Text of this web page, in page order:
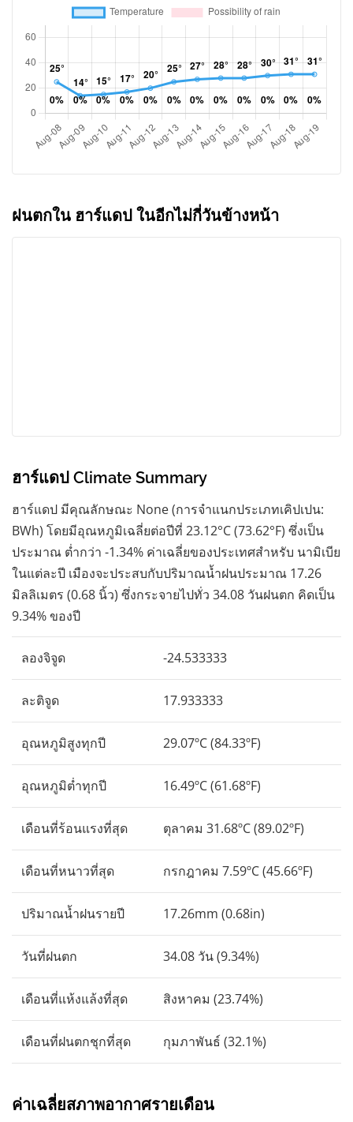
ฝนตกใน ฮาร์แดป ในอีกไม่กี่วันข้างหน้า
ฮาร์แดป Climate Summary
ฮาร์แดป มีคุณลักษณะ None (การจำแนกประเภทเคิปเปน:
BWh) โดยมีอุณหภูมิเฉลี่ยต่อปีที่ 23.12°C (73.62°F) ซึ่งเป็น
ประมาณ ต่ำกว่า -1.34% ค่าเฉลี่ยของประเทศสำหรับ นามิเบีย
ในแต่ละปี เมืองจะประสบกับปริมาณน้ำฝนประมาณ 17.26
มิลลิเมตร (0.68 นิ้ว) ซึ่งกระจายไปทั่ว 34.08 วันฝนตก คิดเป็น
9.34% ของปี
ลองจิจูด -24.533333
ละติจูด 17.933333
อุณหภูมิสูงทุกปี 29.07ºC (84.33ºF)
อุณหภูมิต่ำทุกปี 16.49ºC (61.68ºF)
เดือนที่ร้อนแรงที่สุด ตุลาคม 31.68ºC (89.02ºF)
เดือนที่หนาวที่สุด กรกฎาคม 7.59ºC (45.66ºF)
ปริมาณน้ำฝนรายปี 17.26mm (0.68in)
วันที่ฝนตก 34.08 วัน (9.34%)
เดือนที่แห้งแล้งที่สุด สิงหาคม (23.74%)
เดือนที่ฝนตกชุกที่สุด กุมภาพันธ์ (32.1%)
ค่าเฉลี่ยสภาพอากาศรายเดือน